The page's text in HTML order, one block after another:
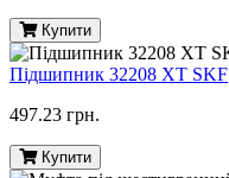
Купити
Підшипник 32208 ХТ SKF
497.23 грн.
Купити